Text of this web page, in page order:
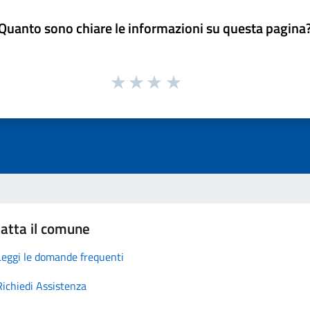
sono chiare le informazioni su questa
il comune
le domande frequenti
Assistenza